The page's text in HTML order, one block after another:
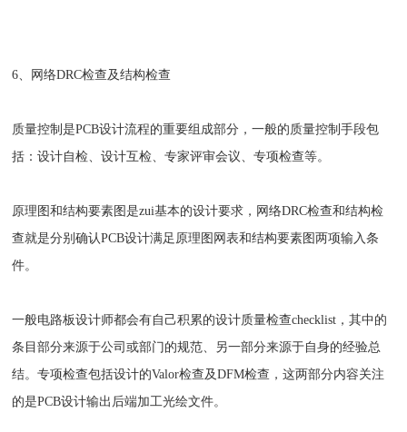
6、网络DRC检查及结构检查
质量控制是PCB设计流程的重要组成部分，一般的质量控制手段包
括：设计自检、设计互检、专家评审会议、专项检查等。
原理图和结构要素图是zui基本的设计要求，网络DRC检查和结构检
查就是分别确认PCB设计满足原理图网表和结构要素图两项输入条
件。
一般电路板设计师都会有自己积累的设计质量检查checklist，其中的
条目部分来源于公司或部门的规范、另一部分来源于自身的经验总
结。专项检查包括设计的Valor检查及DFM检查，这两部分内容关注
的是PCB设计输出后端加工光绘文件。